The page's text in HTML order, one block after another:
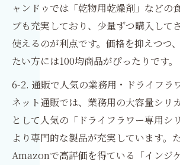
ャンドゥでは「乾物用乾燥剤」などの
プも充実しており、少量ずつ購入して
使えるのが利点です。価格を抑えつつ
たい方には100均商品がぴったりです。
6-2. 通販で人気の業務用・ドライフラ
ネット通販では、業務用の大容量シリ
として人気の「ドライフラワー専用シ
より専門的な製品が充実しています。た
Amazonで高評価を得ている「インジ